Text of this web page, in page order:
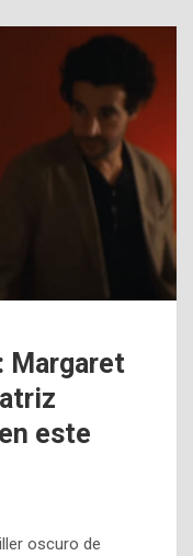
Margaret
este
oscuro de